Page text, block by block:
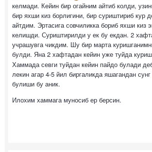
келмади. Кейин бир огайним айтиб колди,
бир яхши киз борлигини, бир суриштириб кур
айтдим. Эртасига совчиликка бориб яхши киз
келишди. Суриштирилди у ек бу екдан. 2
учрашувга чикдим. Шу бир марта
булди. Яна 2 хафтадан кейин уже туйда
Хаммада севги туйдан кейин пайдо булади
лекин агар 4-5 йил биргаликда яшагандан
булиши бу аник.
Илохим хаммага муносиб ер берсин.